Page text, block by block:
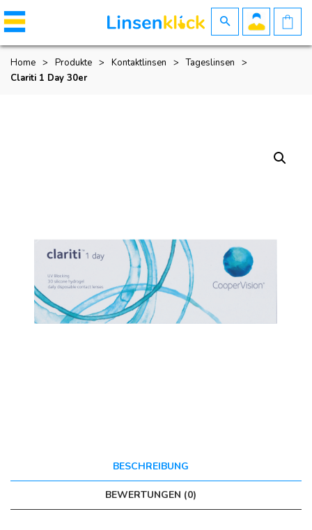
Home > Produkte > Kontaktlinsen > Tageslinsen
>
Clariti 1 Day 30er
BESCHREIBUNG
BEWERTUNGEN (0)